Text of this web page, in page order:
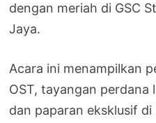
dengan meriah di GSC
Jaya.
Acara ini menampilkan
OST, tayangan perdana
dan paparan eksklusif